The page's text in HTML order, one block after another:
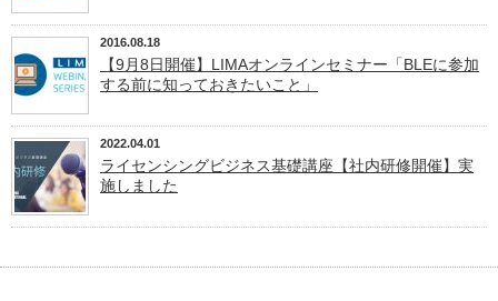
2016.08.18
【9月8日開催】LIMAオンラインセミナー「BLEに参加
する前に知っておきたいこと」
2022.04.01
ライセンシングビジネス基礎講座【社内研修開催】実
施しました